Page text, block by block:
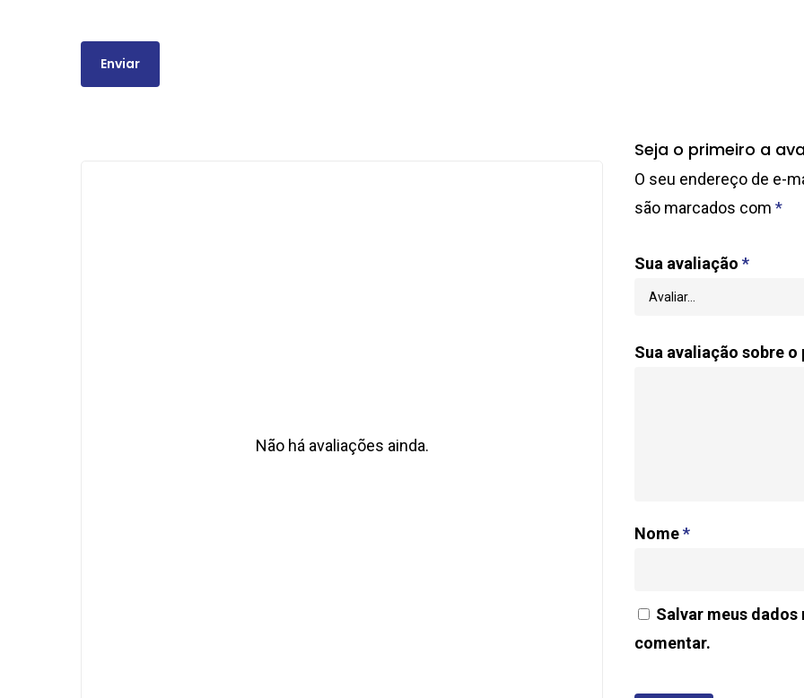
Não há avaliações ainda.
Seja o primeiro a
O seu endereço de e-
são marcados com *
Sua avaliação *
Sua avaliação sobre
Nome*
Salvar meus dados
comentar.